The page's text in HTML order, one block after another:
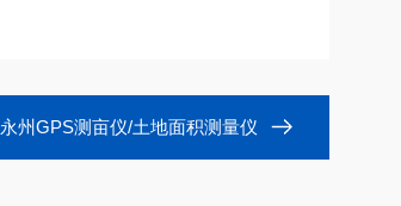
永州GPS测亩仪/土地面积测量仪